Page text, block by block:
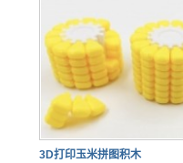
3D打印玉米拼图积木